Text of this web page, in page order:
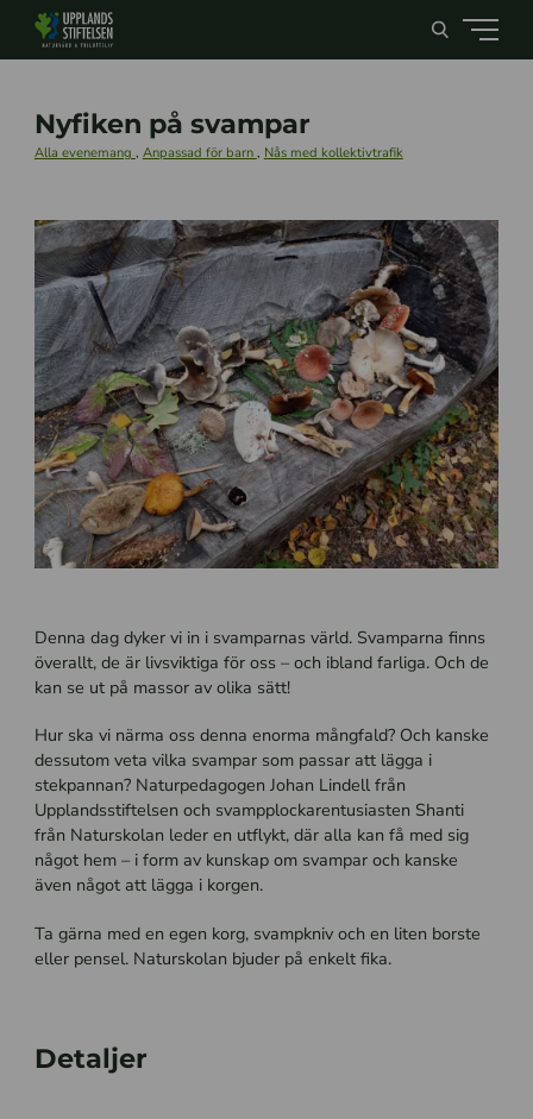
Nyfiken på svampar
Alla evenemang , Anpassad för barn , Nås med kollektivtrafik
Denna dag dyker vi in i svamparnas värld. Svamparna finns
överallt, de är livsviktiga för oss – och ibland farliga. Och de
kan se ut på massor av olika sätt!
Hur ska vi närma oss denna enorma mångfald? Och kanske
dessutom veta vilka svampar som passar att lägga i
stekpannan? Naturpedagogen Johan Lindell från
Upplandsstiftelsen och svampplockarentusiasten Shanti
från Naturskolan leder en utflykt, där alla kan få med sig
något hem – i form av kunskap om svampar och kanske
även något att lägga i korgen.
Ta gärna med en egen korg, svampkniv och en liten borste
eller pensel. Naturskolan bjuder på enkelt fika.
Detaljer